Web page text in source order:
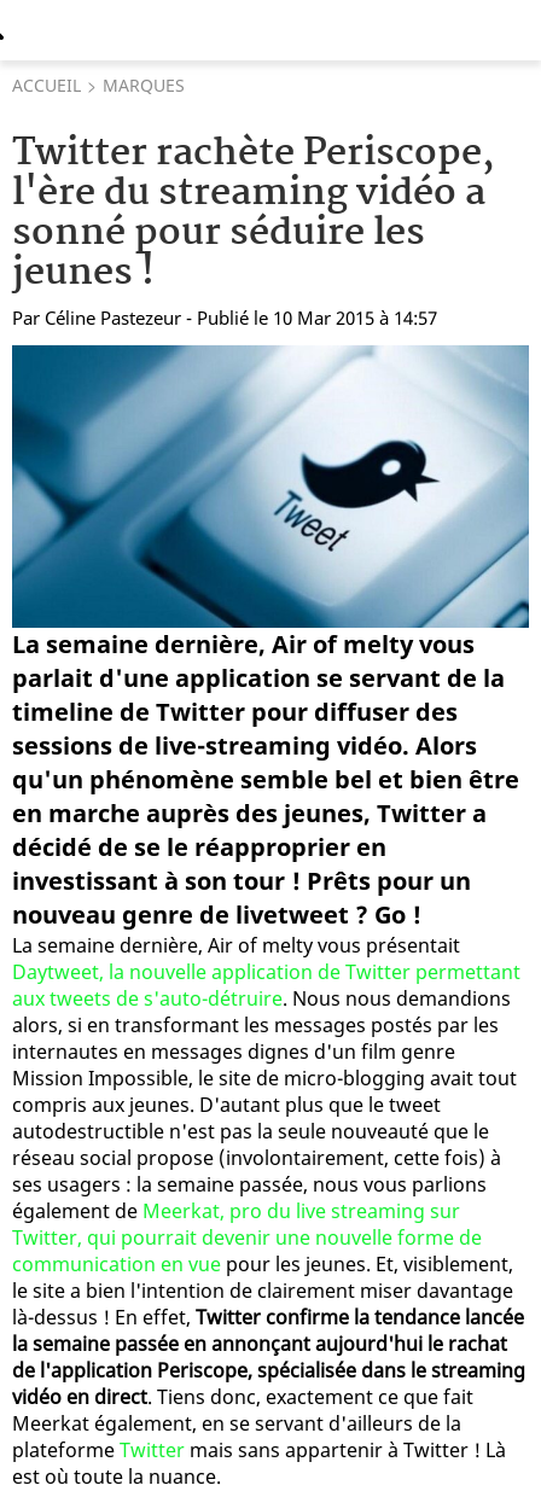
ACCUEIL MARQUES
Twitter rachète Periscope,
l'ère du streaming vidéo a
sonné pour séduire les
jeunes !
Par Céline Pastezeur - Publié le 10 Mar 2015 à 14:57
La semaine dernière, Air of melty vous
parlait d'une application se servant de la
timeline de Twitter pour diffuser des
sessions de live-streaming vidéo. Alors
qu'un phénomène semble bel et bien être
en marche auprès des jeunes, Twitter a
décidé de se le réapproprier en
investissant à son tour ! Prêts pour un
nouveau genre de livetweet ? Go !
La semaine dernière, Air of melty vous présentait
Daytweet, la nouvelle application de Twitter permettant
aux tweets de s'auto-détruire. Nous nous demandions
alors, si en transformant les messages postés par les
internautes en messages dignes d'un film genre
Mission Impossible, le site de micro-blogging avait tout
compris aux jeunes. D'autant plus que le tweet
autodestructible n'est pas la seule nouveauté que le
réseau social propose (involontairement, cette fois) à
ses usagers : la semaine passée, nous vous parlions
également de Meerkat, pro du live streaming sur
Twitter, qui pourrait devenir une nouvelle forme de
communication en vue pour les jeunes. Et, visiblement,
le site a bien l'intention de clairement miser davantage
là-dessus ! En effet, Twitter confirme la tendance lancée
la semaine passée en annonçant aujourd'hui le rachat
de l'application Periscope, spécialisée dans le streaming
vidéo en direct. Tiens donc, exactement ce que fait
Meerkat également, en se servant d'ailleurs de la
plateformeTwitter mais sans appartenir à Twitter ! Là
est où toute la nuance.